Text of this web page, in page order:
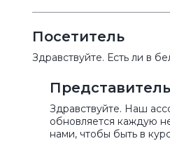
Посетитель
Здравствуйте. Есть ли в
Здравствуйте. Наш
обновляется каждую
нами, чтобы быть в